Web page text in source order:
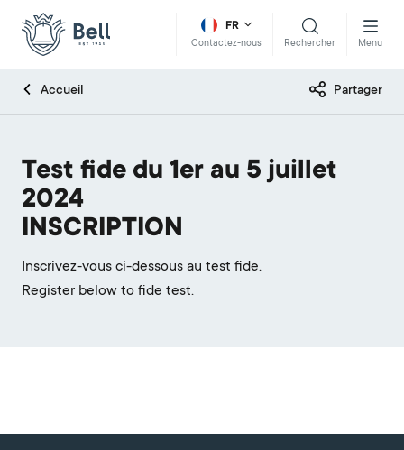
FR
Contactez-nous Rechercher Menu
Accueil Partager
Test fide du 1er au 5 juillet
2024
INSCRIPTION
Inscrivez-vous ci-dessous au test fide.
Register below to fide test.